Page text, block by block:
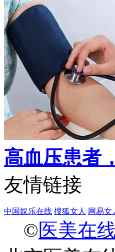
高血压患者
友情链接
中国娱乐在线 搜狐女人 网易女
©医美在